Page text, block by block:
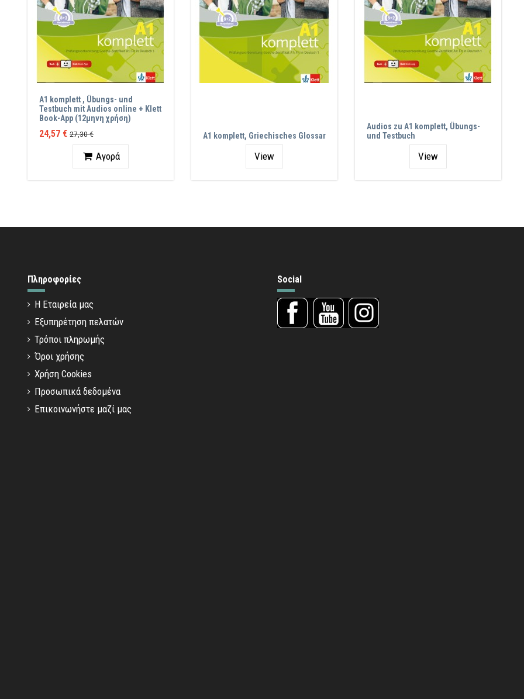
A1 komplett , Übungs- und
Testbuch mit Audios online + Klett
Book-App (12μηνη χρήση)
24,57 € 27,30 €
ΠοσότηταΑγορά
A1 komplett, Griechisches Glossar
View
Audios zu A1 komplett, Übungs-
und Testbuch
View
Πληροφορίες
Η Εταιρεία μας
Εξυπηρέτηση πελατών
Τρόποι πληρωμής
Όροι χρήσης
Χρήση Cookies
Προσωπικά δεδομένα
Επικοινωνήστε μαζί μας
Social